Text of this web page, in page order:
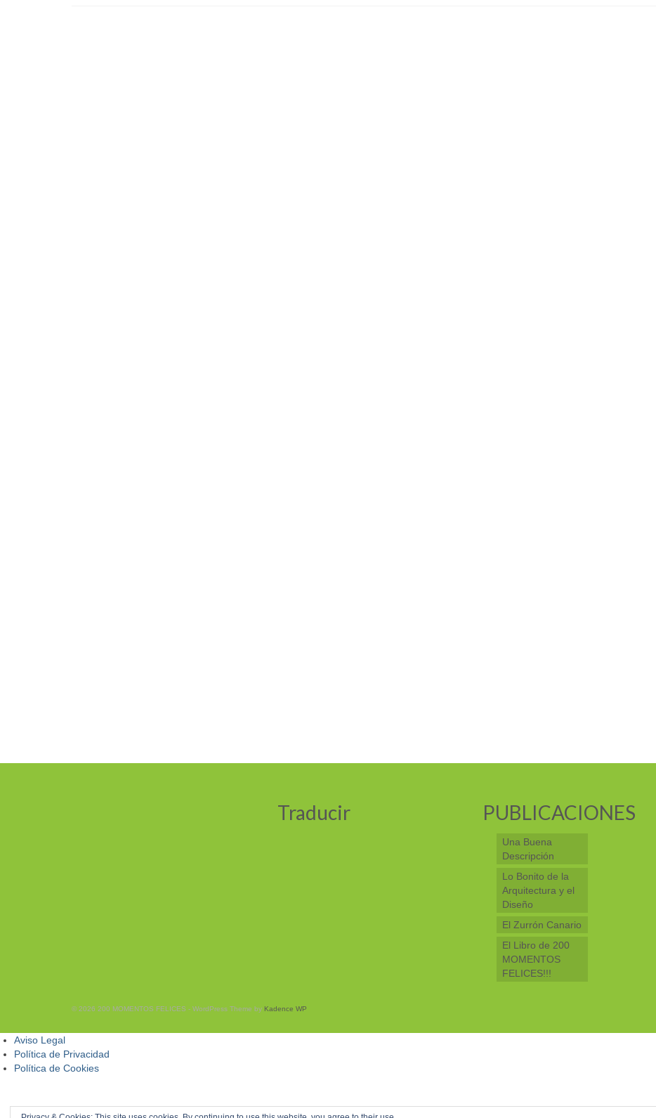
Traducir PUBLICACIONES
Una Buena
Descripción
Lo Bonito de la
Arquitectura y el
Diseño
El Zurrón Canario
El Libro de 200
MOMENTOS
FELICES!!!
© 2026 200 MOMENTOS FELICES - WordPress Theme by Kadence WP
Aviso Legal
Política de Privacidad
Política de Cookies